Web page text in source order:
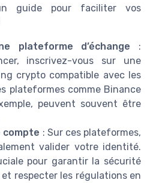
guide pour faciliter vos
plateforme d’échange :
inscrivez-vous sur une
crypto compatible avec les
plateformes comme Binance
peuvent souvent être
compte : Sur ces plateformes,
valider votre identité.
pour garantir la sécurité
respecter les régulations en